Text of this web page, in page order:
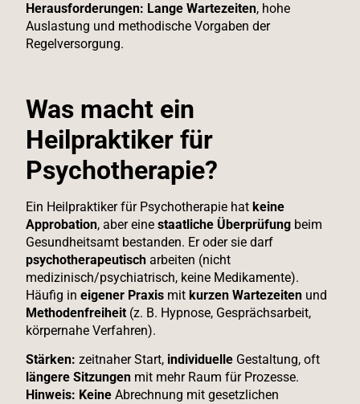
Herausforderungen: Lange Wartezeiten, hohe
Auslastung und methodische Vorgaben der
Regelversorgung.
Was macht ein
Heilpraktiker für
Psychotherapie?
Ein Heilpraktiker für Psychotherapie hat keine
Approbation, aber eine staatliche Überprüfung beim
Gesundheitsamt bestanden. Er oder sie darf
psychotherapeutisch arbeiten (nicht
medizinisch/psychiatrisch, keine Medikamente).
Häufig in eigener Praxis mit kurzen Wartezeiten und
Methodenfreiheit (z. B. Hypnose, Gesprächsarbeit,
körpernahe Verfahren).
Stärken: zeitnaher Start, individuelle Gestaltung, oft
längere Sitzungen mit mehr Raum für Prozesse.
Hinweis: Keine Abrechnung mit gesetzlichen